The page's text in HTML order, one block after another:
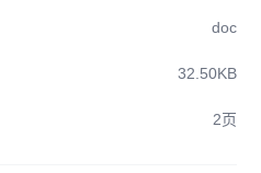
doc
32.50KB
2页